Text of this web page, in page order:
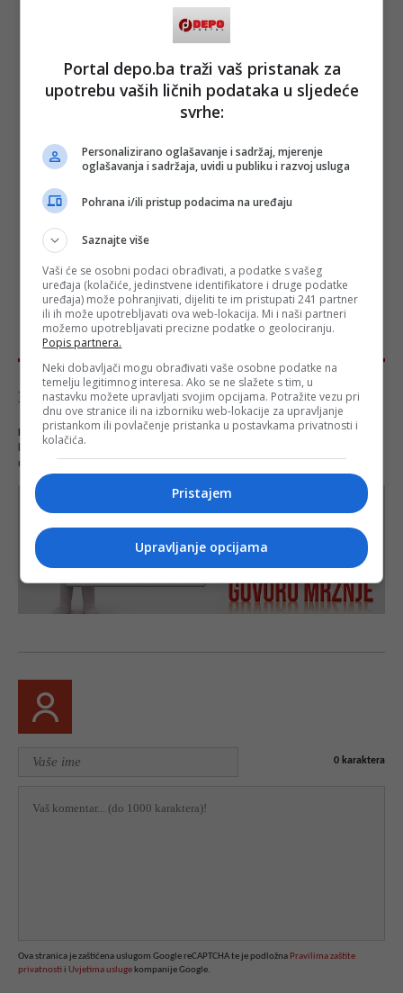
Komentari - Ukupno 145
NAPOMENA- Portal Depo.ba zadržava pravo da obriše neprimjereni dio ili cijeli
redakcije web portala Depo.ba!
0 karaktera
Ova stranica je zaštićena uslugom Google reCAPTCHA te je podložna Pravilima zaštite
privatnosti i Uvjetima usluge kompanije Google.
Portal depo.ba traži vaš pristanak za
upotrebu vaših ličnih podataka u sljedeće
svrhe:
Personalizirano oglašavanje i sadržaj, mjerenje
oglašavanja i sadržaja, uvidi u publiku i razvoj usluga
Pohrana i/ili pristup podacima na uređaju
Saznajte više
Vaši će se osobni podaci obrađivati, a podatke s vašeg
uređaja (kolačiće, jedinstvene identifikatore i druge podatke
uređaja) može pohranjivati, dijeliti te im pristupati 241 partner
ili ih može upotrebljavati ova web-lokacija. Mi i naši partneri
možemo upotrebljavati precizne podatke o geolociranju.
Popis partnera.
Neki dobavljači mogu obrađivati vaše osobne podatke na
temelju legitimnog interesa. Ako se ne slažete s tim, u
nastavku možete upravljati svojim opcijama. Potražite vezu pri
dnu ove stranice ili na izborniku web-lokacije za upravljanje
pristankom ili povlačenje pristanka u postavkama privatnosti i
kolačića.
Pristajem
Upravljanje opcijama